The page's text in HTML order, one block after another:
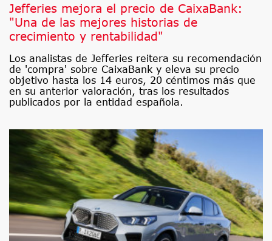
Jefferies mejora el precio de CaixaBank:
"Una de las mejores historias de
crecimiento y rentabilidad"
Los analistas de Jefferies reitera su recomendación
de 'compra' sobre CaixaBank y eleva su precio
objetivo hasta los 14 euros, 20 céntimos más que
en su anterior valoración, tras los resultados
publicados por la entidad española.